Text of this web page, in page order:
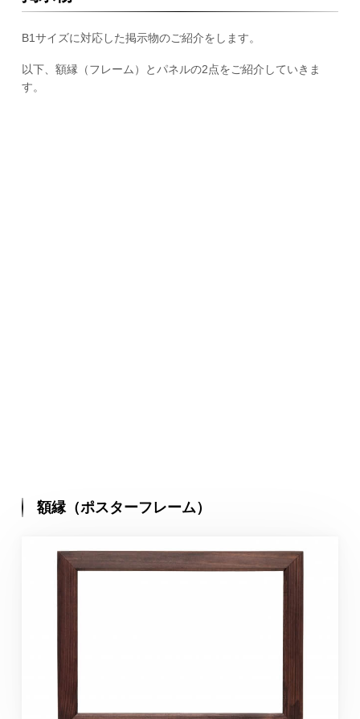
B1サイズに対応した掲示物のご紹介をします。
以下、額縁（フレーム）とパネルの2点をご紹介していきま
す。
額縁（ポスターフレーム）